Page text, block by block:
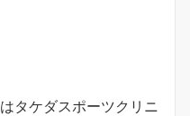
タケダスポーツクリニ